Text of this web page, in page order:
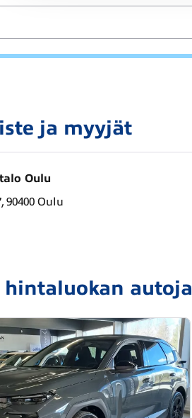
ja myyjät
Oulu
90400 Oulu
hintaluokan autoja